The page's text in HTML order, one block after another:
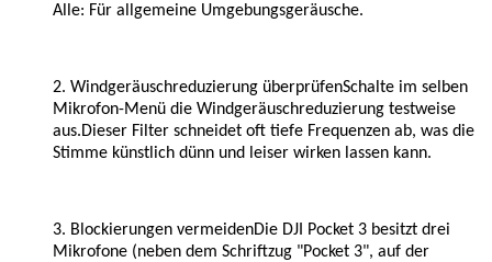
Alle: Für allgemeine Umgebungsgeräusche.
2. Windgeräuschreduzierung überprüfenSchalte im selben
Mikrofon-Menü die Windgeräuschreduzierung testweise
aus.Dieser Filter schneidet oft tiefe Frequenzen ab, was die
Stimme künstlich dünn und leiser wirken lassen kann.
3. Blockierungen vermeidenDie DJI Pocket 3 besitzt drei
Mikrofone (neben dem Schriftzug "Pocket 3", auf der